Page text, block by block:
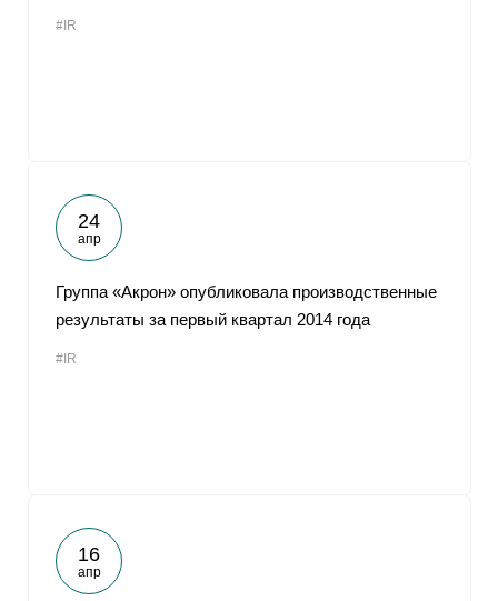
#IR
24
апр
Группа «Акрон» опубликовала производственные
результаты за первый квартал 2014 года
#IR
16
апр